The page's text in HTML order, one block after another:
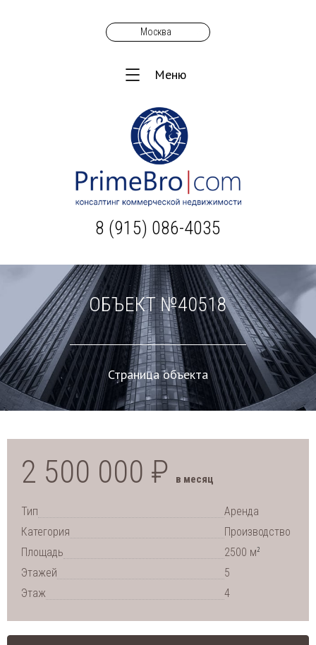
Москва
Меню
8 (915) 086-4035
ОБЪЕКТ №40518
Страница объекта
2 500 000 ₽ в месяц
Тип
Аренда
Категория
Производство
Площадь
2500 м2
Этажей
5
Этаж
4